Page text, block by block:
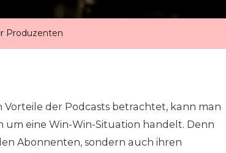
Produzenten
der Podcasts betrachtet, kann man
um eine Win-Win-Situation handelt. Denn
Abonnenten, sondern auch ihren